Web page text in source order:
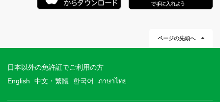
ページの先頭へ
日本以外の免許証でご利用の方
English
中文・繁體 한국어 ภาษาไทย